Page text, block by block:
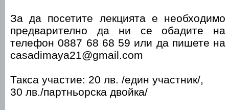
За да посетите лекцията е необходимо
предварително да ни се обадите на
телефон 0887 68 68 59 или да пишете на
casadimaya21@gmail.com
Такса участие: 20 лв. /един участник/,
30 лв./партньорска двойка/